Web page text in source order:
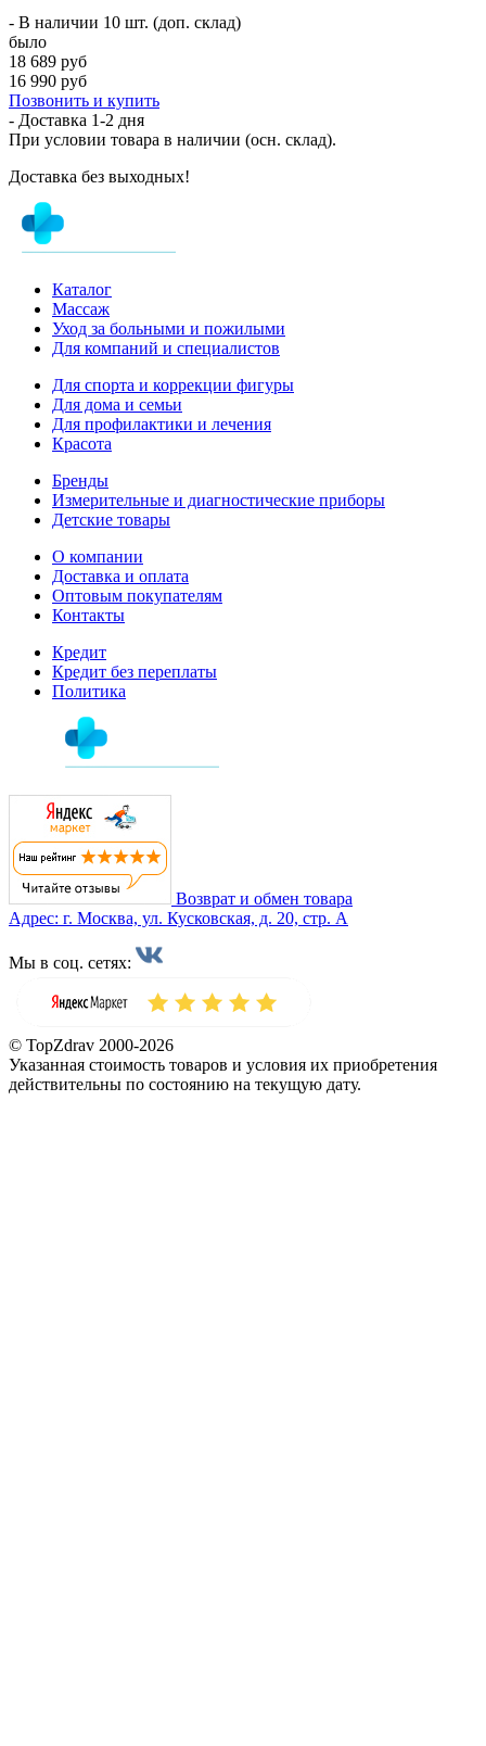
- В наличии 10 шт. (доп. склад)
было
18 689 руб
16 990 руб
Позвонить и купить
- Доставка 1-2 дня
При условии товара в наличии (осн. склад).
Доставка без выходных!
Каталог
Массаж
Уход за больными и пожилыми
Для компаний и специалистов
Для спорта и коррекции фигуры
Для дома и семьи
Для профилактики и лечения
Красота
Бренды
Измерительные и диагностические приборы
Детские товары
О компании
Доставка и оплата
Оптовым покупателям
Контакты
Кредит
Кредит без переплаты
Политика
Возврат и обмен товара
Адрес: г. Москва, ул. Кусковская, д. 20, стр. А
Мы в соц. сетях:
© TopZdrav 2000-2026
Указанная стоимость товаров и условия их приобретения
действительны по состоянию на текущую дату.